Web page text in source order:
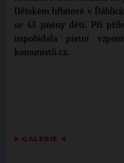
Dětském hřbitově v
se 43 jmény dětí. Při
uspořádala pietní
komunistů.cz.
▶ GALERIE ◀